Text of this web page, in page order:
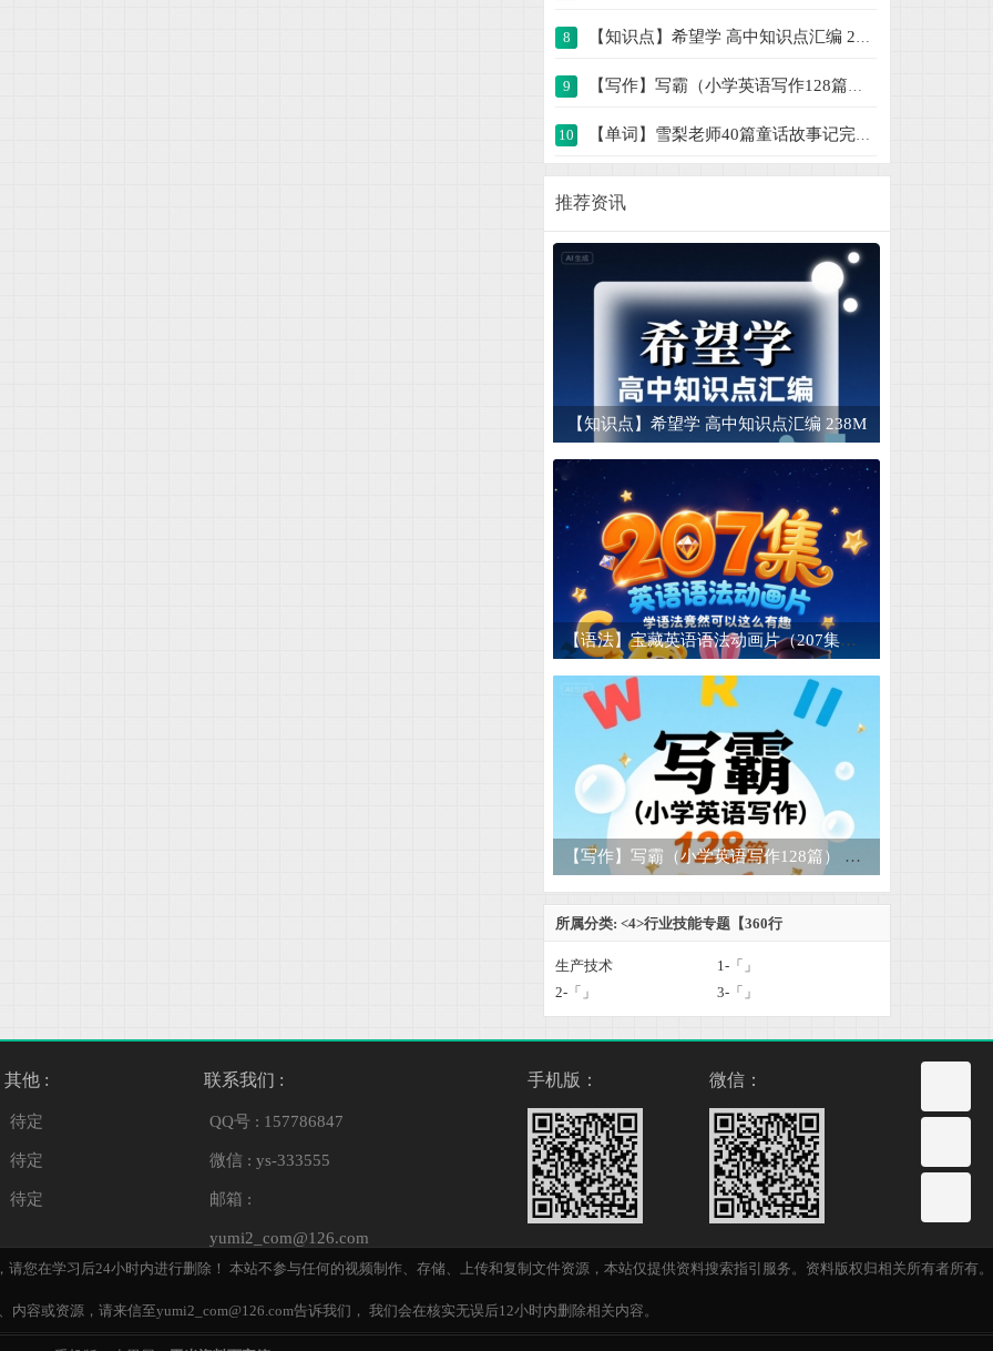
8 【知识点】希望学 高中知识点汇编 238M
9 【写作】写霸（小学英语写作128篇） 564M
10 【单词】雪梨老师40篇童话故事记完小学1000
小学数学口算竖式脱式计算应用题一二三四五
2025年新版字帖 PDF电子版字帖练字1-6年级
【短文】英语晨读美文短文合集 适合晨读和
50种酱腌菜技术商业配方 腌菜大全套 腌菜技
17 【睡前故事】儿童睡前故事mp3电子版幼儿音
18 【早教认字】儿童认字卡片可打印-1500张 4.
【图片素材】山川湖泊湖水倒影高山脉河流小
20 【儿童成长】儿童迷宫模板图片素材宝宝幼儿
推荐资讯
【知识点】希望学 高中知识点汇编 238M
【语法】宝藏英语语法动画片（207集） 学语法竟然可以
【写作】写霸（小学英语写作128篇） 564M
所属分类: <4>行业技能专题【360行
生产技术
1-「」
2-「」
3-「」
其他 :
待定
待定
待定
联系我们 :
QQ号 : 157786847
微信 : ys-333555
邮箱 :
yumi2_com@126.com
微信：
手机版：
您在学习后24小时内进行删除！ 本站不参与任何的视频制作、存储、上传和复制文件资源，本站仅提供资料搜索指引服务。资料版权归相关所有者所有。
内容或资源，请来信至yumi2_com@126.com告诉我们， 我们会在核实无误后12小时内删除相关内容。